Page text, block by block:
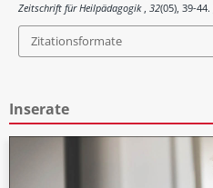
Zeitschrift für Heilpädagogik 32(05), 39-44.
Zitationsformate
Inserate